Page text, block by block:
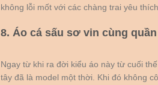
không lỗi mốt với các chàng trai yêu
8. Áo cá sấu sơ vin cùng
Ngay từ khi ra đời kiểu áo này từ cuối
tây đã là model một thời. Khi đó không